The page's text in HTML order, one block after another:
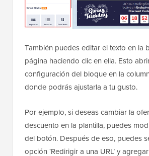
También puedes editar el texto en la
página haciendo clic en ella. Esto
configuración del bloque en la
donde podrás ajustarla a tu gusto.
Por ejemplo, si deseas cambiar la
descuento en la plantilla, puedes
del botón. Después de eso, puedes
opción ‘Redirigir a una URL’ y